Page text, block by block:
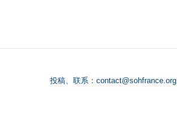
投稿、联系： contact@sohfrance.org